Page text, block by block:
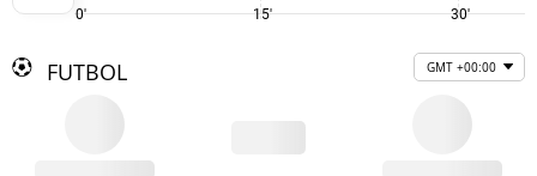
0' 15' 30'
FUTBOL GMT +00:00